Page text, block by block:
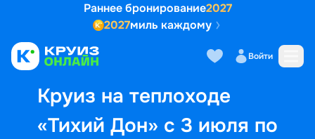
Раннее бронирование2027
2027миль каждому
Войти
Круиз на теплоходе
«Тихий Дон» с 3 июля по
Выбор кают Маршрут и